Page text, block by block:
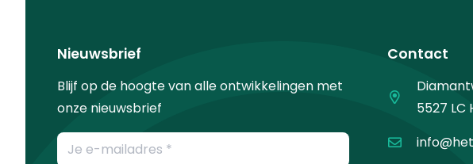
Nieuwsbrief
Blijf op de hoogte van alle ontwikkelingen met
onze nieuwsbrief
E-
Contact
5527 LC